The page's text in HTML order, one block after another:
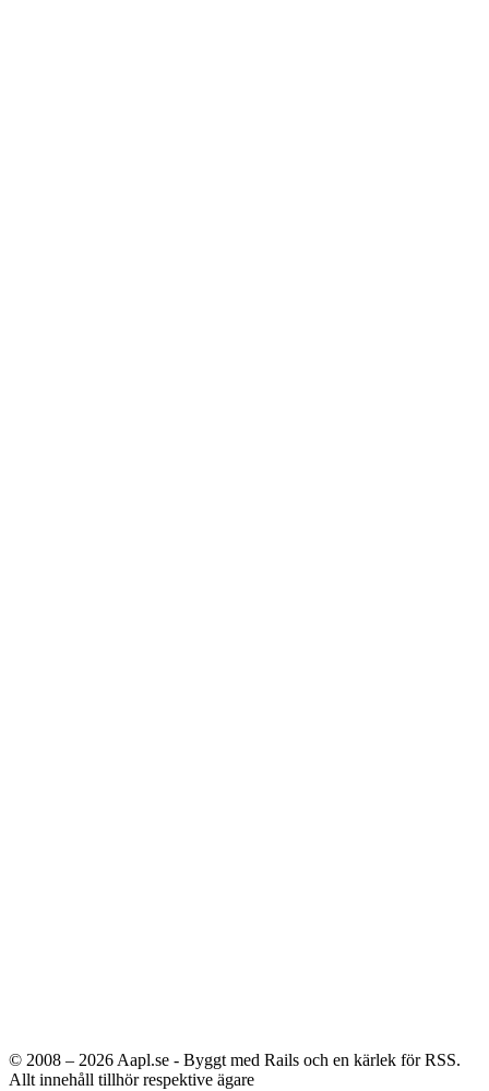
© 2008 – 2026 Aapl.se - Byggt med Rails och en kärlek för RSS.
Allt innehåll tillhör respektive ägare